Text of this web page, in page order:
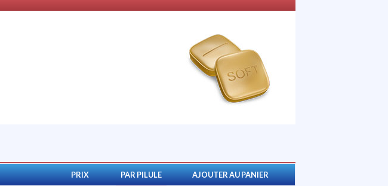
PRIX PAR PILULE AJOUTER AU PANIER